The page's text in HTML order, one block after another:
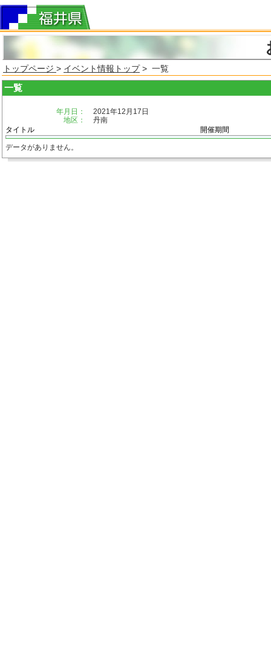
トップページ > イベント情報トップ> 一覧
一覧
年月日：
2021年12月17日
地区：
丹南
タイトル
開催期間
データがありません。